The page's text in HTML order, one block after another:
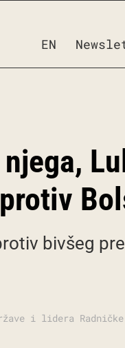
EN
bivšeg
i lidera